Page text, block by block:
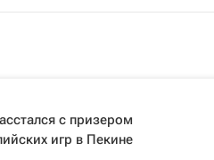
с призером
игр в Пекине